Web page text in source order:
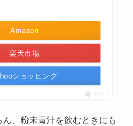
Amazon
楽天市場
ショッピング
ポチップ
、粉末青汁を飲むときにも